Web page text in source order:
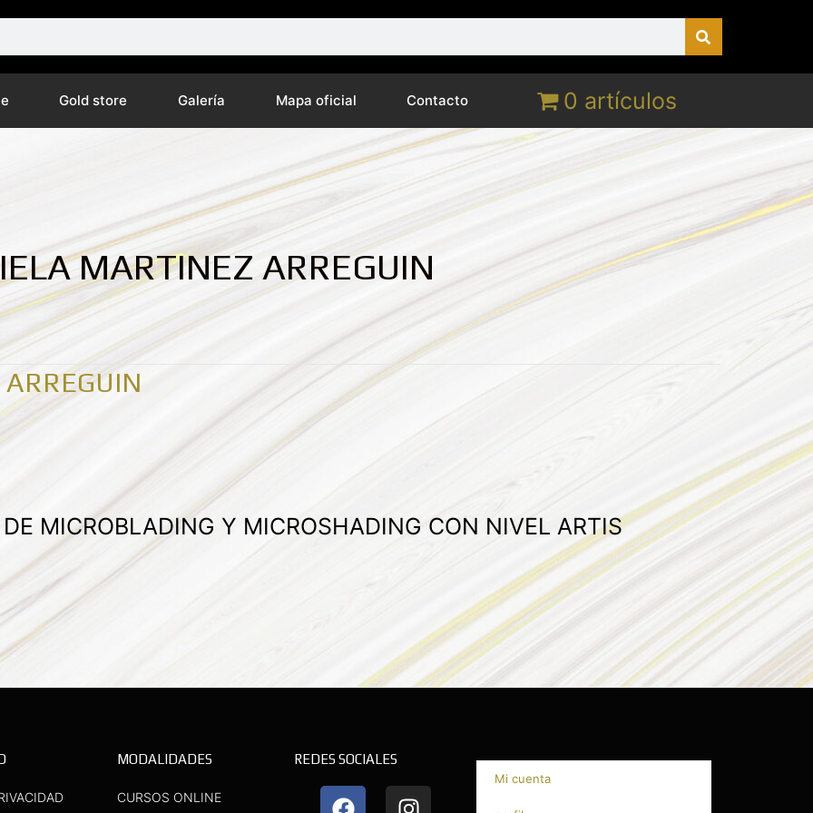
Gold store Galería Mapa oficial Contacto 0 artículos
MARTINEZ ARREGUIN
MICROBLADING Y MICROSHADING CON NIVEL ARTIS
MODALIDADES
CURSOS ONLINE
REDES SOCIALES
F
I
Y
Mi cuenta